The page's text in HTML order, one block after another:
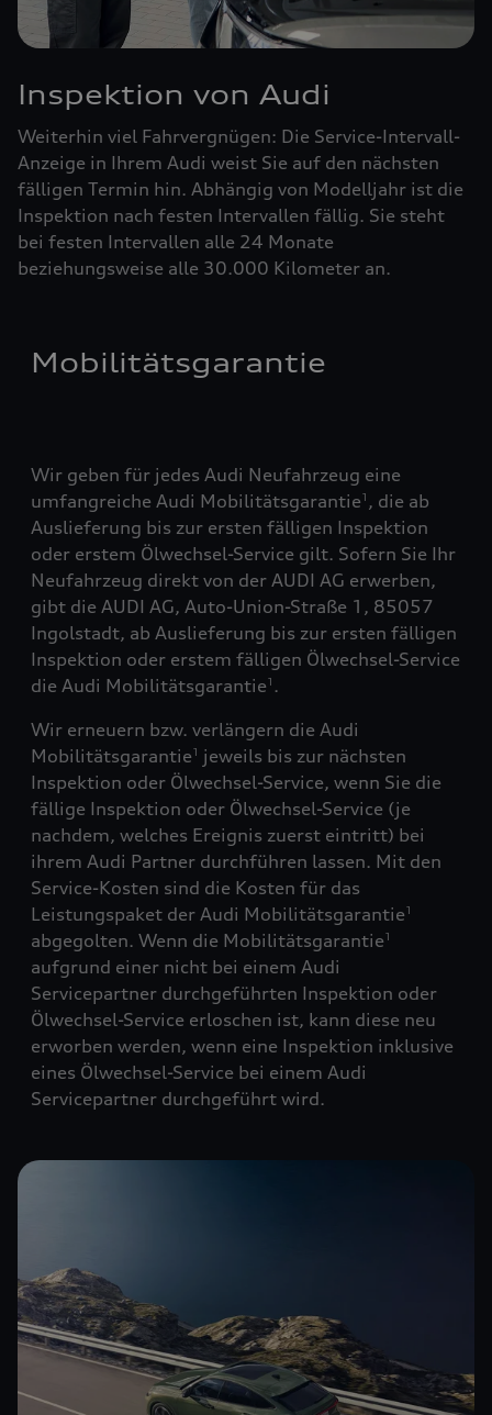
Inspektion von Audi
Weiterhin viel Fahrvergnügen: Die Service-Intervall-
Anzeige in Ihrem Audi weist Sie auf den nächsten
fälligen Termin hin. Abhängig von Modelljahr ist die
Inspektion nach festen Intervallen fällig. Sie steht
bei festen Intervallen alle 24 Monate
beziehungsweise alle 30.000 Kilometer an.
Mobilitätsgarantie
Wir geben für jedes Audi Neufahrzeug eine
umfangreiche Audi Mobilitätsgarantie1 , die ab
Auslieferung bis zur ersten fälligen Inspektion
oder erstem Ölwechsel-Service gilt. Sofern Sie Ihr
Neufahrzeug direkt von der AUDI AG erwerben,
gibt die AUDI AG, Auto-Union-Straße 1, 85057
Ingolstadt, ab Auslieferung bis zur ersten fälligen
Inspektion oder erstem fälligen Ölwechsel-Service
die Audi Mobilitätsgarantie1 .
Wir erneuern bzw. verlängern die Audi
Mobilitätsgarantie1
jeweils bis zur nächsten
Inspektion oder Ölwechsel-Service, wenn Sie die
fällige Inspektion oder Ölwechsel-Service (je
nachdem, welches Ereignis zuerst eintritt) bei
ihrem Audi Partner durchführen lassen. Mit den
Service-Kosten sind die Kosten für das
Leistungspaket der Audi Mobilitätsgarantie1
abgegolten. Wenn die Mobilitätsgarantie1
aufgrund einer nicht bei einem Audi
Servicepartner durchgeführten Inspektion oder
Ölwechsel-Service erloschen ist, kann diese neu
erworben werden, wenn eine Inspektion inklusive
eines Ölwechsel-Service bei einem Audi
Servicepartner durchgeführt wird.